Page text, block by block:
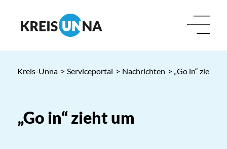
Kreis-Unna > Serviceportal > Nachrichten > „Go in“ zieht
„Go in“ zieht um